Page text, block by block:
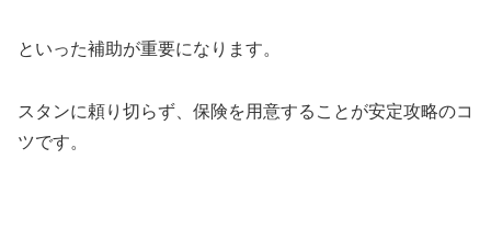
といった補助が重要になります。
スタンに頼り切らず、保険を用意することが安定攻略のコ
ツです。